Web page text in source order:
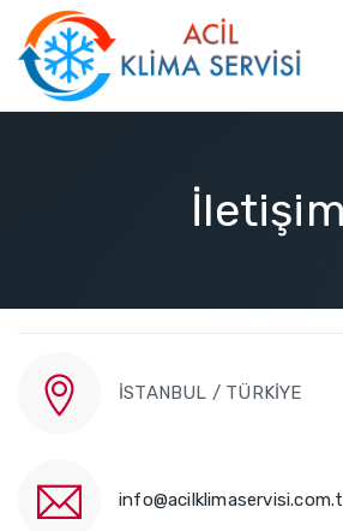
İletişim
İSTANBUL / TÜRKİYE